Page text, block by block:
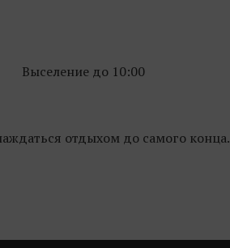
Выселение до 10:00
отдыхом до самого конца.